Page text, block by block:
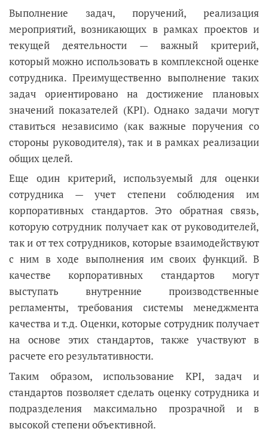
Выполнение задач, поручений, реализация
мероприятий, возникающих в рамках проектов и
текущей деятельности — важный критерий,
который можно использовать в комплексной оценке
сотрудника. Преимущественно выполнение таких
задач ориентировано на достижение плановых
значений показателей (KPI). Однако задачи могут
ставиться независимо (как важные поручения со
стороны руководителя), так и в рамках реализации
общих целей.
Еще один критерий, используемый для оценки
сотрудника — учет степени соблюдения им
корпоративных стандартов. Это обратная связь,
которую сотрудник получает как от руководителей,
так и от тех сотрудников, которые взаимодействуют
с ним в ходе выполнения им своих функций. В
качестве корпоративных стандартов могут
выступать внутренние производственные
регламенты, требования системы менеджмента
качества и т.д. Оценки, которые сотрудник получает
на основе этих стандартов, также участвуют в
расчете его результативности.
Таким образом, использование KPI, задач и
стандартов позволяет сделать оценку сотрудника и
подразделения максимально прозрачной и в
высокой степени объективной.